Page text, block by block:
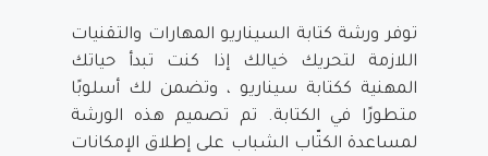
توفر ورشة كتابة السيناريو المهارات والتقنيات
اللازمة لتحريك خيالك إذا كنت تبدأ حياتك
المهنية ككتابة سيناريو ، وتضمن لك أسلوبًا
متطورًا في الكتابة. تم تصميم هذه الورشة
لمساعدة الكتّاب الشباب على إطلاق الإمكانات